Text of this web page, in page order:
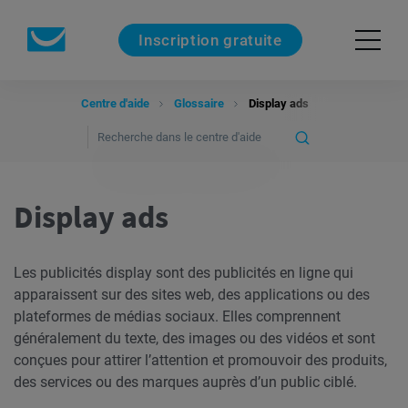
Inscription gratuite
Centre d'aide Glossaire Display ads
Display ads
Les publicités display sont des publicités en ligne qui
apparaissent sur des sites web, des applications ou des
plateformes de médias sociaux. Elles comprennent
généralement du texte, des images ou des vidéos et sont
conçues pour attirer l’attention et promouvoir des produits,
des services ou des marques auprès d’un public ciblé.